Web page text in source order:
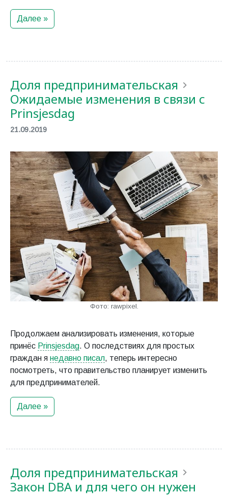
Далее »
Доля предпринимательская
Ожидаемые изменения в связи с
Prinsjesdag
21.09.2019
Фото: rawpixel.
Продолжаем анализировать изменения, которые
принёс Prinsjesdag. О последствиях для простых
граждан я недавно писал, теперь интересно
посмотреть, что правительство планирует изменить
для предпринимателей.
Далее »
Доля предпринимательская
Закон DBA и для чего он нужен